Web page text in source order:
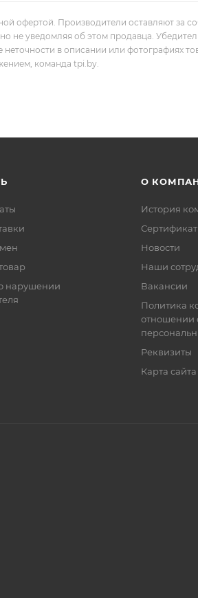
офертой. Производители оставляют за
не уведомляя об этом продавца.
в описании или фотографиях
команда tpi.by.
нарушении
О
История
Новости
Наши
Вакансии
Политика
отношении
Реквизиты
Карта сайта